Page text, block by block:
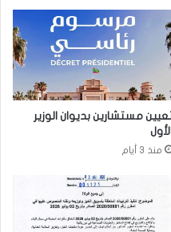
مستشارين بديوان الوزير
الأول
منذ 3 أيام